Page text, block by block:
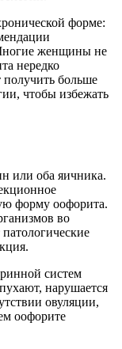
форме:
женщины не
нередко
получить больше
чтобы избежать
или оба яичника.
форму оофорита.
во
систем
нарушается
овуляции,
оофорите